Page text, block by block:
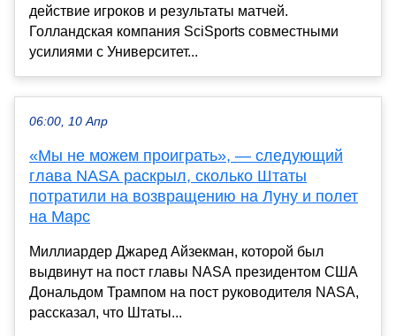
действие игроков и результаты матчей.
Голландская компания SciSports совместными
усилиями с Университет...
06:00, 10 Апр
«Мы не можем проиграть», — следующий
глава NASA раскрыл, сколько Штаты
потратили на возвращению на Луну и полет
на Марс
Миллиардер Джаред Айзекман, которой был
выдвинут на пост главы NASA президентом США
Дональдом Трампом на пост руководителя NASA,
рассказал, что Штаты...